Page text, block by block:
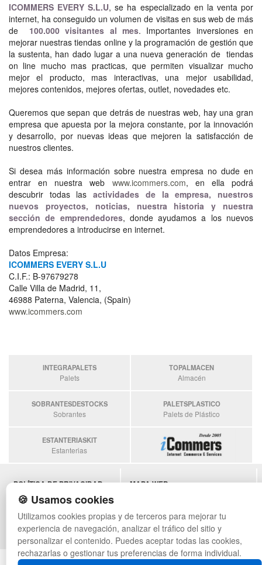
ICOMMERS EVERY S.L.U, se ha especializado en la venta por
internet, ha conseguido un volumen de visitas en sus web de más
de 100.000 visitantes al mes. Importantes inversiones en
mejorar nuestras tiendas online y la programación de gestión que
la sustenta, han dado lugar a una nueva generación de tiendas
on line mucho mas practicas, que permiten visualizar mucho
mejor el producto, mas interactivas, una mejor usabilidad,
mejores contenidos, mejores ofertas, outlet, novedades etc.
Queremos que sepan que detrás de nuestras web, hay una gran
empresa que apuesta por la mejora constante, por la innovación
y desarrollo, por nuevas ideas que mejoren la satisfacción de
nuestros clientes.
Si desea más información sobre nuestra empresa no dude en
entrar en nuestra web www.icommers.com, en ella podrá
descubrir todas lasactividades de la empresa, nuestros
nuevos proyectos, noticias, nuestra historia y nuestra
sección de emprendedores, donde ayudamos a los nuevos
emprendedores a introducirse en internet.
Datos Empresa:
ICOMMERS EVERY S.L.U
C.I.F.: B-97679278
Calle Villa de Madrid, 11,
46988 Paterna, Valencia, (Spain)
www.icommers.com
INTEGRAPALETS
Palets
TOPALMACEN
Almacén
SOBRANTESDESTOCKS
Sobrantes
PALETSPLASTICO
Palets de Plástico
ESTANTERIASKIT
Estanterias
POLÍTICA DE PRIVACIDAD
CONDICIONES DE USO
CONTACTO
QUIENES SOMOS
MAPA WEB
© asistentecompras.com - Todos los derechos reservados
🍪 Usamos cookies
Utilizamos cookies propias y de terceros para mejorar tu
experiencia de navegación, analizar el tráfico del sitio y
personalizar el contenido. Puedes aceptar todas las cookies,
rechazarlas o gestionar tus preferencias de forma individual.